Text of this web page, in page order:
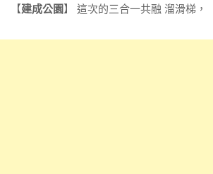
【建成公園】 這次的三合一共融 溜滑梯，